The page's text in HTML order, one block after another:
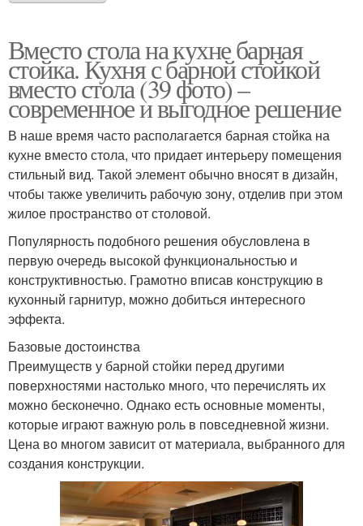
Вместо стола на кухне барная
стойка. Кухня с барной стойкой
вместо стола (39 фото) –
современное и выгодное решение
В наше время часто располагается барная стойка на
кухне вместо стола, что придает интерьеру помещения
стильный вид. Такой элемент обычно вносят в дизайн,
чтобы также увеличить рабочую зону, отделив при этом
жилое пространство от столовой.
Популярность подобного решения обусловлена в
первую очередь высокой функциональностью и
конструктивностью. Грамотно вписав конструкцию в
кухонный гарнитур, можно добиться интересного
эффекта.
Базовые достоинства
Преимуществ у барной стойки перед другими
поверхностями настолько много, что перечислять их
можно бесконечно. Однако есть основные моменты,
которые играют важную роль в повседневной жизни.
Цена во многом зависит от материала, выбранного для
создания конструкции.